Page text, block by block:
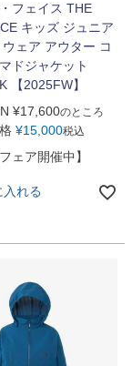
フェイス THE
キッズ ジュニア
ェア アウター コ
ドジャケット
【2025FW】
¥17,600のところ
¥15,000税込
ェア開催中】
入れる